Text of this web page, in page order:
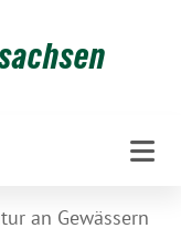
an Gewässern